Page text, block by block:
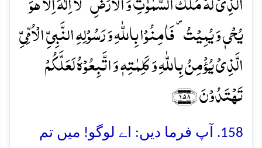
یُحۡیٖ وَ یُمِیۡتُ ۪ فَاٰمِنُوۡا بِاللّٰہِ وَ رَسُوۡلِہِ النَّبِیِّ الۡاُمِّیِّ
الَّذِیۡ یُؤۡمِنُ بِاللّٰہِ وَ کَلِمٰتِہٖ وَ اتَّبِعُوۡہُ لَعَلَّکُمۡ
تَہۡتَدُوۡنَ ﴿۱۵۸﴾
158. آپ فرما دیں: اے لوگو! میں تم